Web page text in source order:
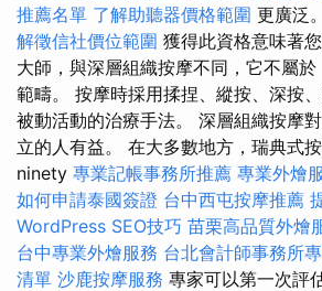
推薦名單 了解助聽器價格範圍 更廣泛。
解徵信社價位範圍 獲得此資格意味著
大師，與深層組織按摩不同，它不屬
範疇。 按摩時採用揉捏、縱按、深按
被動活動的治療手法。 深層組織按摩
立的人有益。 在大多數地方，瑞典式
ninety 專業記帳事務所推薦 專業外燴
如何申請泰國簽證 台中西屯按摩推薦
WordPress SEO技巧 苗栗高品質外燴
台中專業外燴服務 台北會計師事務所
清單 沙鹿按摩服務 專家可以第一次評